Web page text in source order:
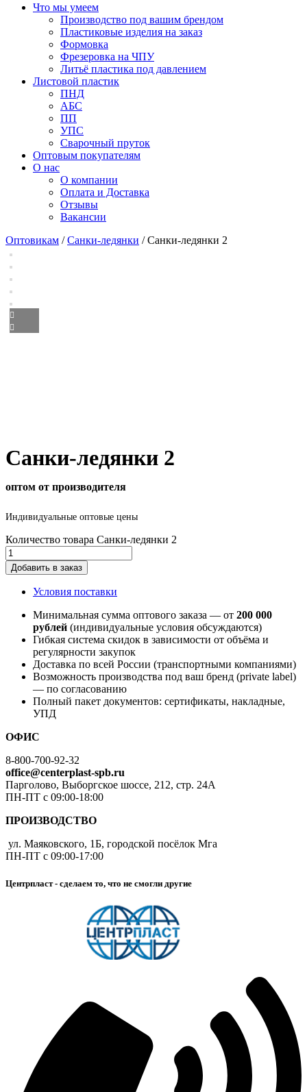
Что мы умеем
Производство под вашим брендом
Пластиковые изделия на заказ
Формовка
Фрезеровка на ЧПУ
Литьё пластика под давлением
Листовой пластик
ПНД
АБС
ПП
УПС
Сварочный пруток
Оптовым покупателям
О нас
О компании
Оплата и Доставка
Отзывы
Вакансии
Оптовикам /Санки-ледянки / Санки-ледянки 2
Санки-ледянки 2
оптом от производителя
Индивидуальные оптовые цены
Количество товара Санки-ледянки 2
Добавить в заказ
Условия поставки
Минимальная сумма оптового заказа — от 200 000
рублей (индивидуальные условия обсуждаются)
Гибкая система скидок в зависимости от объёма и
регулярности закупок
Доставка по всей России (транспортными компаниями)
Возможность производства под ваш бренд (private label)
— по согласованию
Полный пакет документов: сертификаты, накладные,
УПД
ОФИС
8-800-700-92-32
office@centerplast-spb.ru
Парголово, Выборгское шоссе, 212, стр. 24А
ПН-ПТ с 09:00-18:00
ПРОИЗВОДСТВО
ул. Маяковского, 1Б, городской посёлок Мга
ПН-ПТ с 09:00-17:00
Центрпласт - сделаем то, что не смогли другие